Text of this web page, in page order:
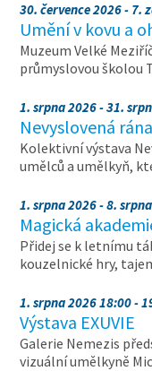
30. července 2026 - 7.
Umění v kovu a
Muzeum Velké
průmyslovou školou
1. srpna 2026 - 31.
Nevyslovená rána
Kolektivní výstava
umělců a umělkyň,
1. srpna 2026 - 8.
Magická
Přidej se k letnímu
kouzelnické hry,
1. srpna 2026 18:00 -
Výstava EXUVIE
Galerie Nemezis
vizuální umělkyně